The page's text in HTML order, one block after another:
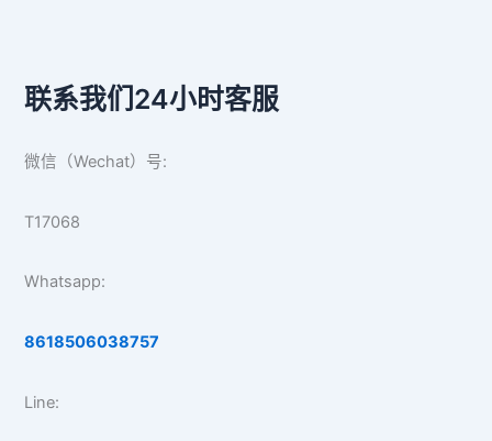
联系我们24小时客服
微信（Wechat）号:
T17068
Whatsapp:
8618506038757
Line: